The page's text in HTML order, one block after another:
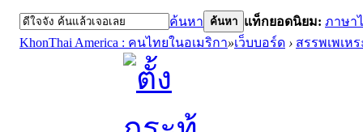
ค้นหา ค้นหา แท็กยอดนิยม: ภาษา
KhonThai America : คนไทยในอเมริกา»เว็บบอร์ด › สรรพเพเหร